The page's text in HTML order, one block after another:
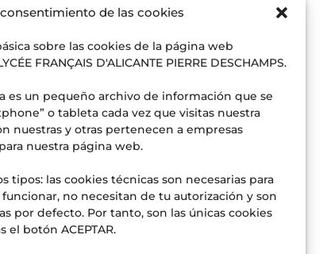
de las cookies
sobre las cookies de la página web
FRANÇAIS D'ALICANTE PIERRE DESCHAMPS.
es un pequeño archivo de información que se
o tableta cada vez que visitas nuestra
nuestras y otras pertenecen a empresas
nuestra página web.
tipos: las cookies técnicas son necesarias para
no necesitan de tu autorización y son
por defecto. Por tanto, son las únicas cookies
el botón ACEPTAR.